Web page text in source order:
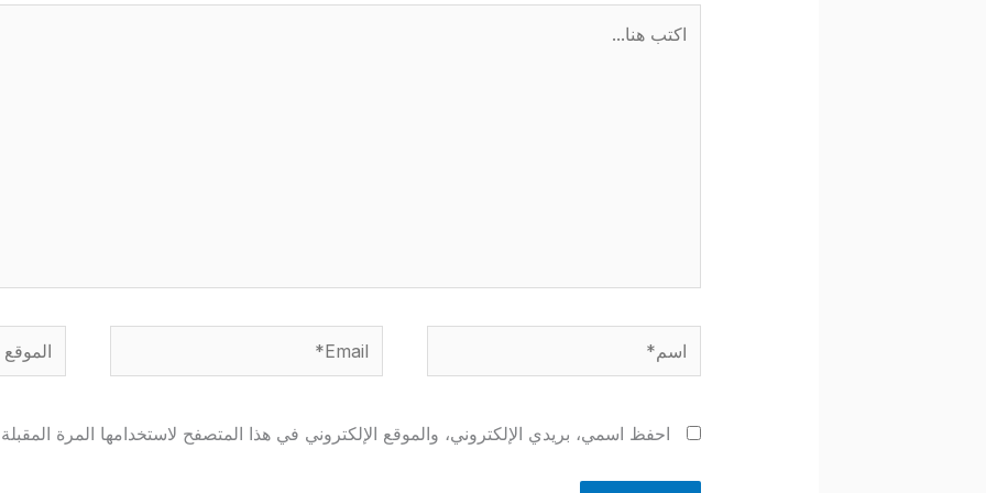
اسم* Email* الموقع
احفظ اسمي، بريدي الإلكتروني، والموقع الإلكتروني في هذا المتصفح لاستخدامها المرة